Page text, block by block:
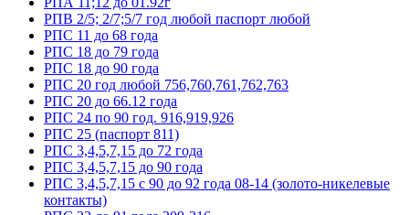
РПВ 2/5; 2/7;5/7 год любой паспорт любой
РПС 11 до 68 года
РПС 18 до 79 года
РПС 18 до 90 года
РПС 20 год любой 756,760,761,762,763
РПС 20 до 66.12 года
РПС 24 по 90 год. 916,919,926
РПС 25 (паспорт 811)
РПС 3,4,5,7,15 до 72 года
РПС 3,4,5,7,15 до 90 года
РПС 3,4,5,7,15 с 90 до 92 года 08-14 (золото-никелевые
контакты)